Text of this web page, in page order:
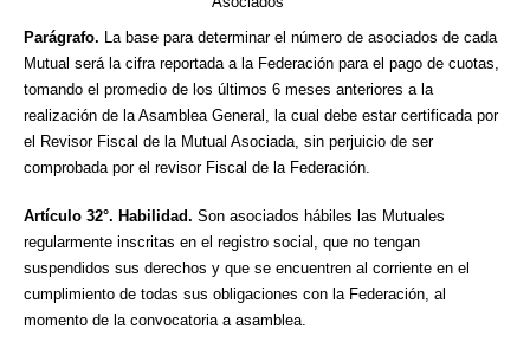
Parágrafo. La base para determinar el número de asociados de cada
Mutual será la cifra reportada a la Federación para el pago de cuotas,
tomando el promedio de los últimos 6 meses anteriores a la
realización de la Asamblea General, la cual debe estar certificada por
el Revisor Fiscal de la Mutual Asociada, sin perjuicio de ser
comprobada por el revisor Fiscal de la Federación.
Artículo 32°. Habilidad. Son asociados hábiles las Mutuales
regularmente inscritas en el registro social, que no tengan
suspendidos sus derechos y que se encuentren al corriente en el
cumplimiento de todas sus obligaciones con la Federación, al
momento de la convocatoria a asamblea.